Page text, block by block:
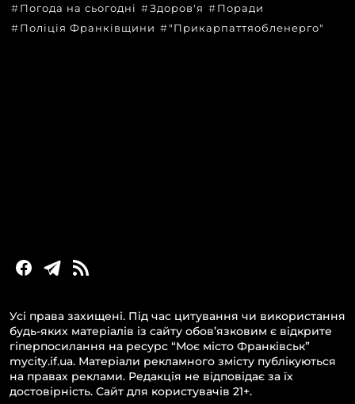
Погода на сьогодні
Здоров'я
Поради
Поліція Франківщини
"Прикарпаттяобленерго"
Усі права захищені. Під час цитування чи використання
будь-яких матеріалів із сайту обов’язковим є відкрите
гіперпосилання на ресурс “Моє місто Франківськ”
mycity.if.ua. Матеріали рекламного змісту публікуються
на правах реклами. Редакція не відповідає за їх
достовірність. Сайт для користувачів 21+.